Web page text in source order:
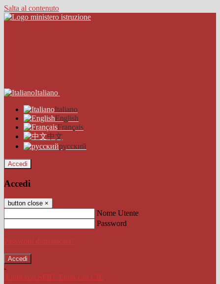
Salta al contenuto
Italiano
Italiano
English
Français
中文
русский
Accedi
Accedi
button close ×
Nome Utente
Password
Password dimenticata?
-
Entra con SPID
Entra con CIE